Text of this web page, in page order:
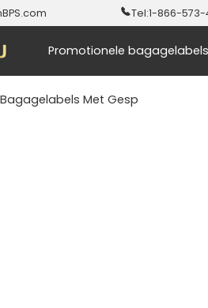
BPS.com Tel:1-866-573-
Promotionele bagagelabels
Met Gesp